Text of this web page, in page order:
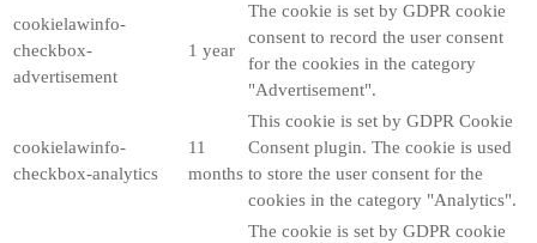
cookielawinfo-
checkbox-
advertisement
1 year
The cookie is set by GDPR cookie
consent to record the user consent
for the cookies in the category
"Advertisement".
cookielawinfo-
checkbox-analytics
11
months
This cookie is set by GDPR Cookie
Consent plugin. The cookie is used
to store the user consent for the
cookies in the category "Analytics".
The cookie is set by GDPR cookie